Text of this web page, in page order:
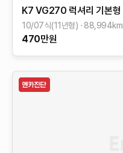
K7 VG270 럭셔리 기본형
10/07식(11년형) 88,994km
470만원